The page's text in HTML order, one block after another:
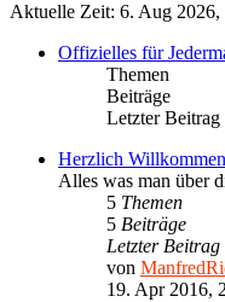
Aktuelle Zeit: 6. Aug 2026,
Offizielles für
Themen
Beiträge
Letzter Beitrag
Herzlich Willkommen
Alles was man über
5 Themen
5 Beiträge
Letzter Beitrag
von
19. Apr 2016,